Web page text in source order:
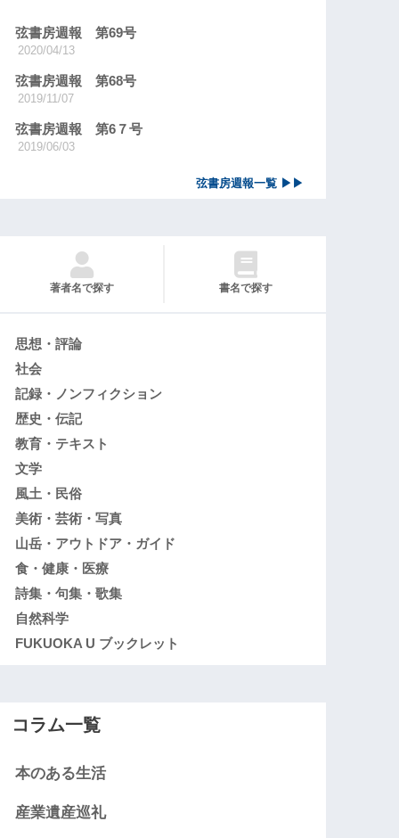
弦書房週報 第69号
2020/04/13
弦書房週報 第68号
2019/11/07
弦書房週報 第6７号
2019/06/03
弦書房週報一覧 ▶▶
著者名で探す 書名で探す
思想・評論
社会
記録・ノンフィクション
歴史・伝記
教育・テキスト
文学
風土・民俗
美術・芸術・写真
山岳・アウトドア・ガイド
食・健康・医療
詩集・句集・歌集
自然科学
FUKUOKA U ブックレット
コラム一覧
本のある生活
産業遺産巡礼